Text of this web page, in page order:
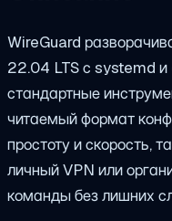
WireGuard
22.04 LTS с systemd
стандартные
читаемый формат
простоту и скорость,
личный VPN или
команды без лишних